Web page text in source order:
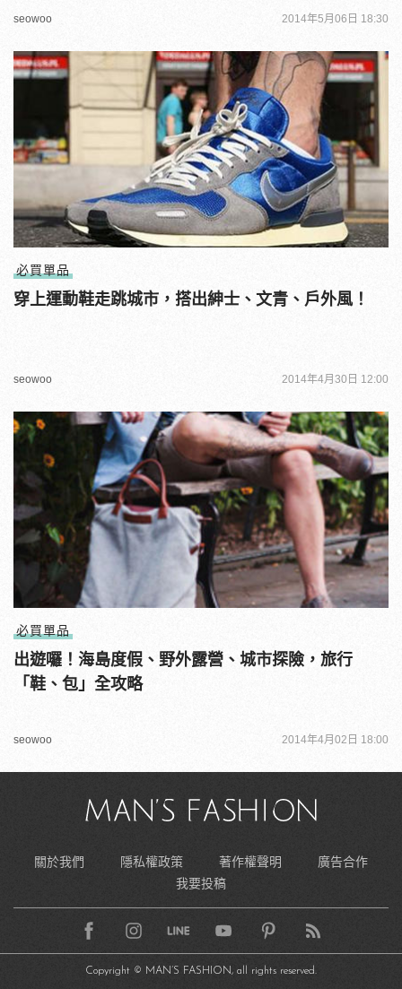
seowoo 2014年5月06日 18:30
必買單品
穿上運動鞋走跳城市，搭出紳士、文青、戶外風！
seowoo 2014年4月30日 12:00
必買單品
出遊囉！海島度假、野外露營、城市探險，旅行
「鞋、包」全攻略
seowoo 2014年4月02日 18:00
關於我們 隱私權政策 著作權聲明
廣告合作
我要投稿
Copyright © MAN’S FASHION, all rights reserved.